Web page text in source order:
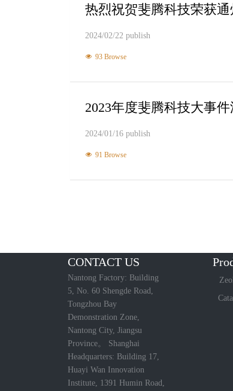
热烈祝贺斐腾科技荣获
2024/02/22 publish
93 Browse
2023年度斐腾科技大事
2024/01/16 publish
91 Browse
CONTACT US
Nantong Factory: Building
5, No. 60 Shengde Road,
Tongzhou Bay
Demonstration Zone,
Nantong City, Jiangsu
Province。 Shanghai
Headquarters: Building 17,
Huayi Wan Innovation
Institute, 1391 Humin Road,